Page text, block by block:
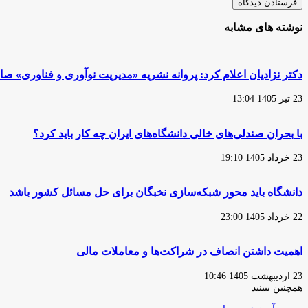
نوشته های مشابه
دکتر نژادیان اعلام کرد: پروانه نشریه «مدیریت نوآوری و فناوری»
23 تیر 1405 13:04
با بحران صندلی‌های خالی دانشگاه‌‌های ایران چه کار باید کرد؟
23 خرداد 1405 19:10
دانشگاه باید محور شبکه‌سازی نخبگان برای حل مسائل کشور باشد
22 خرداد 1405 23:00
اهمیت داشتن انصاف در شراکت‌ها و معاملات مالی
23 اردیبهشت 1405 10:46
همچنین ببینید